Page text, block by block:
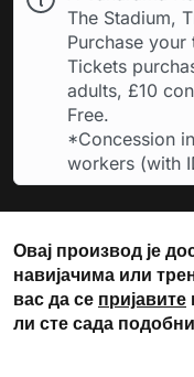
The Stadium,
Purchase
Tickets
adults, £10
Free.
*Concession
workers (with
Овај производ је
навијачима или
вас да се пријавите
ли сте сада